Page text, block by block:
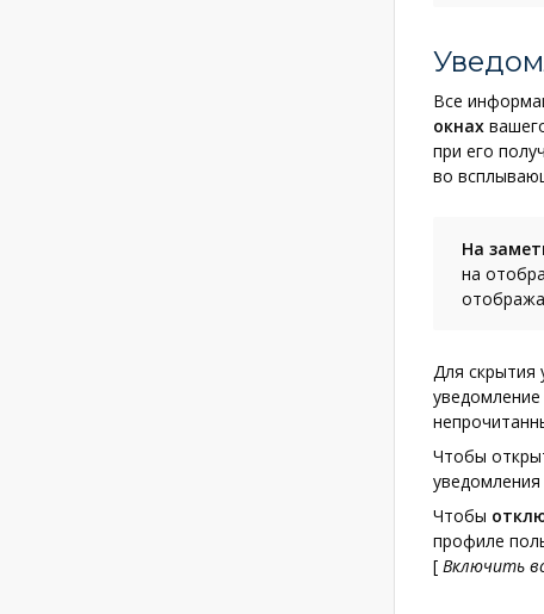
Все
окнах
при его
во
На
на
Для скрытия
Чтобы
Чтобы
профиле
[ Включить